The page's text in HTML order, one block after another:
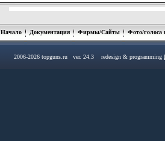
Начало Документация Фирмы/Сайты Фото/голоса
2006-2026 topguns.ru ver. 24.3 redesign & programming